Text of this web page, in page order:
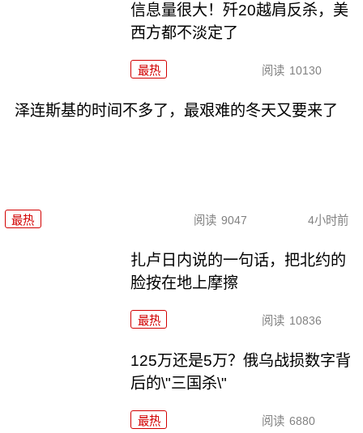
信息量很大！歼20越肩反杀，美
西方都不淡定了
最热 阅读 10130
泽连斯基的时间不多了，最艰难的冬天又要来了
最热 阅读 9047 4小时前
扎卢日内说的一句话，把北约的
脸按在地上摩擦
最热 阅读 10836
125万还是5万？俄乌战损数字背
后的\"三国杀\"
最热 阅读 6880